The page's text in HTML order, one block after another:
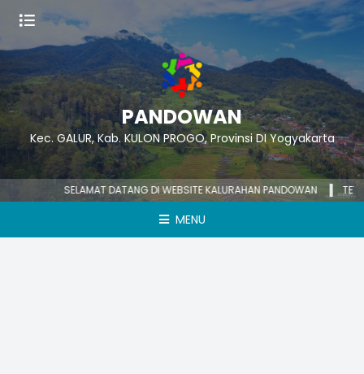
PANDOWAN
Kec. GALUR, Kab. KULON PROGO, Provinsi DI Yogyakarta
SELAMAT DATANG DI WEBSITE KALURAHAN PANDOWAN
MENU